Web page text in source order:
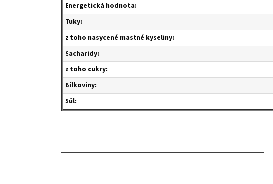
Energetická hodnota:
Tuky:
z toho nasycené mastné kyseliny:
Sacharidy:
z toho cukry:
Bílkoviny:
Sůl: